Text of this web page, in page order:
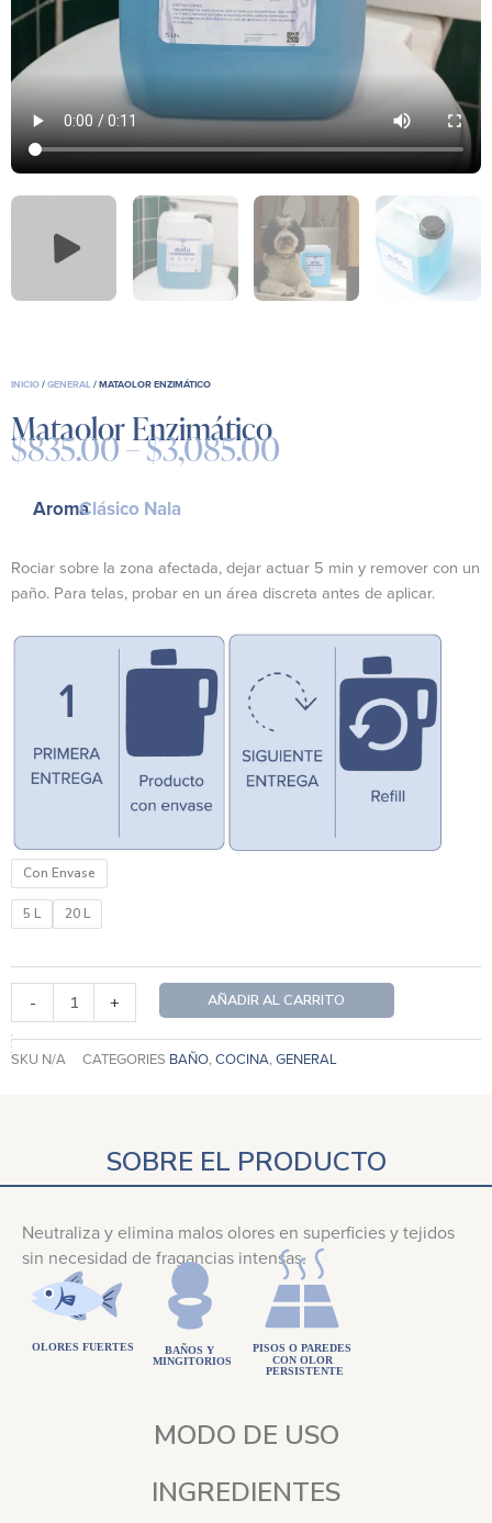
INICIO/GENERAL / MATAOLOR ENZIMÁTICO
Mataolor Enzimático
$835.00–$3,085.00
$3,085.00
AromaClásico Nala
Rociar sobre la zona afectada, dejar actuar 5 min y remover con un
paño. Para telas, probar en un área discreta antes de aplicar.
Con Envase
5 L 20 L
-
Mataolor
Enzimático
cantidad
+ AÑADIR AL CARRITO
SKU N/A CATEGORIES BAÑO,COCINA,GENERAL
SOBRE EL PRODUCTO
MODO DE USO
INGREDIENTES
Neutraliza y elimina malos olores en superficies y tejidos
sin necesidad de fragancias intensas.